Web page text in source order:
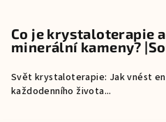
Co je krystaloterapie
minerální kameny?
Svět krystaloterapie: Jak vnést
každodenního života...